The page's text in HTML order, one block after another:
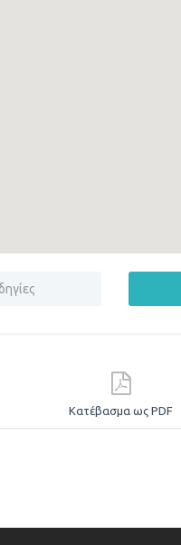
Κατέβασμα ως PDF